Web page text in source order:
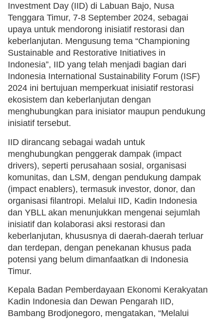
Investment Day (IID) di Labuan Bajo, Nusa
Tenggara Timur, 7-8 September 2024, sebagai
upaya untuk mendorong inisiatif restorasi dan
keberlanjutan. Mengusung tema “Championing
Sustainable and Restorative Initiatives in
Indonesia”, IID yang telah menjadi bagian dari
Indonesia International Sustainability Forum (ISF)
2024 ini bertujuan memperkuat inisiatif restorasi
ekosistem dan keberlanjutan dengan
menghubungkan para inisiator maupun pendukung
inisiatif tersebut.
IID dirancang sebagai wadah untuk
menghubungkan penggerak dampak (impact
drivers), seperti perusahaan sosial, organisasi
komunitas, dan LSM, dengan pendukung dampak
(impact enablers), termasuk investor, donor, dan
organisasi filantropi. Melalui IID, Kadin Indonesia
dan YBLL akan menunjukkan mengenai sejumlah
inisiatif dan kolaborasi aksi restorasi dan
keberlanjutan, khususnya di daerah-daerah terluar
dan terdepan, dengan penekanan khusus pada
potensi yang belum dimanfaatkan di Indonesia
Timur.
Kepala Badan Pemberdayaan Ekonomi Kerakyatan
Kadin Indonesia dan Dewan Pengarah IID,
Bambang Brodjonegoro, mengatakan, “Melalui